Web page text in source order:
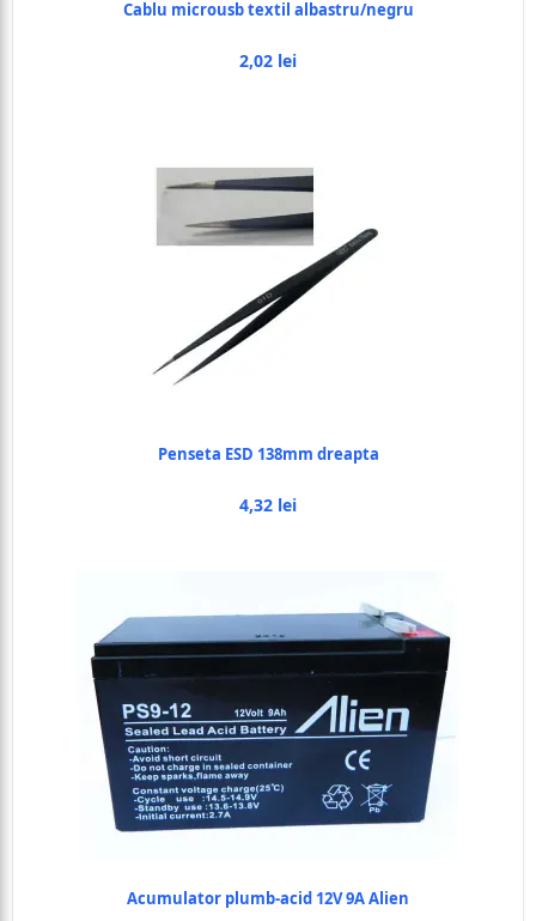
Cablu microusb textil albastru/negru
2,02 lei
Penseta ESD 138mm dreapta
4,32 lei
Acumulator plumb-acid 12V 9A Alien